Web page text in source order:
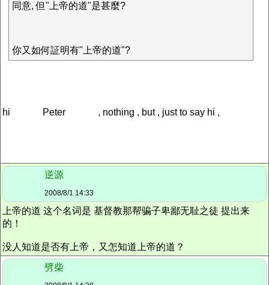
同意, 但"上帝的道"是甚麼?
你又如何証明有"上帝的道"?
hi Peter , nothing , but , just to say hi ,
逆源
2008/8/1 14:33
上帝的道 这个名词是 基督教那帮骗子卑鄙无耻之徒 提出来
的！
没人知道是否有上帝，又怎知道上帝的道？
劈柴